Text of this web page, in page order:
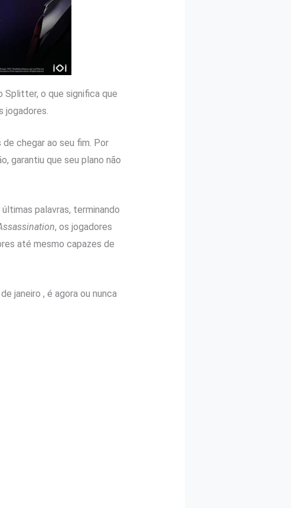
Splitter, o que significa que
jogadores.
chegar ao seu fim. Por
garantiu que seu plano não
palavras, terminando
, os jogadores
até mesmo capazes de
janeiro , é agora ou nunca